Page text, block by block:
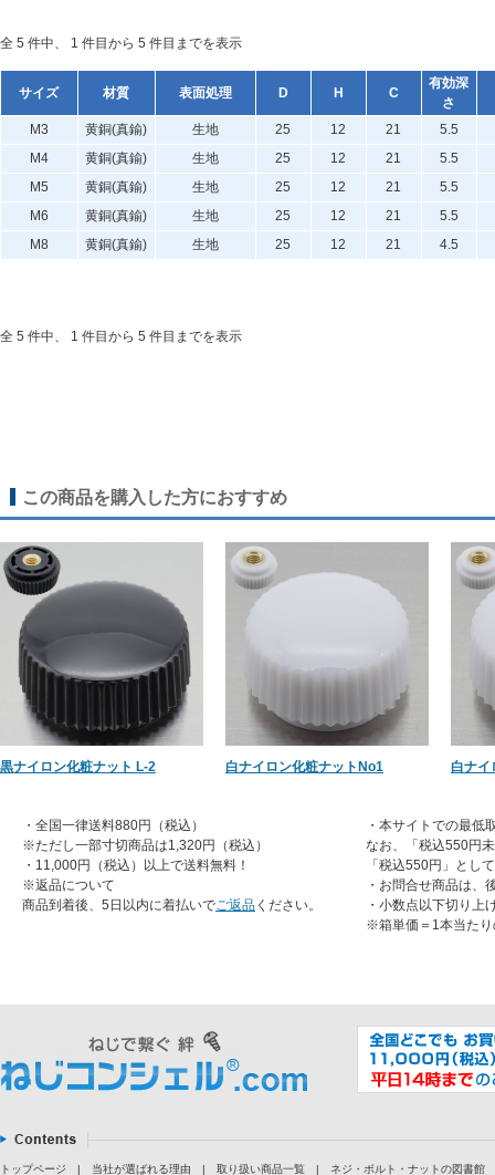
全 5 件中、 1 件目から 5 件目までを表示
サイズ 材質 表面処理 D H C
有効深
さ
M3
黄銅(真鍮) 生地 25 12 21
5.5
M4
黄銅(真鍮) 生地 25 12 21
5.5
M5
黄銅(真鍮) 生地 25 12 21
5.5
M6
黄銅(真鍮) 生地 25 12 21
5.5
M8
黄銅(真鍮) 生地 25 12 21 4.5
全 5 件中、 1 件目から 5 件目までを表示
この商品を購入した方におすすめ
黒ナイロン化粧ナット L-2 白ナイロン化粧ナットNo1 白ナイ
・全国一律送料880円（税込）
※ただし一部寸切商品は1,320円（税込）
・11,000円（税込）以上で送料無料！
※返品について
商品到着後、5日以内に着払いでご返品 ください。
・本サイトでの最低
なお、「税込550円
「税込550円」とし
・お問合せ商品は、
・小数点以下切り上
※箱単価＝1本当たり
トップページ | 当社が選ばれる理由 | 取り扱い商品一覧 |
ネジ・ボルト・ナットの図書館